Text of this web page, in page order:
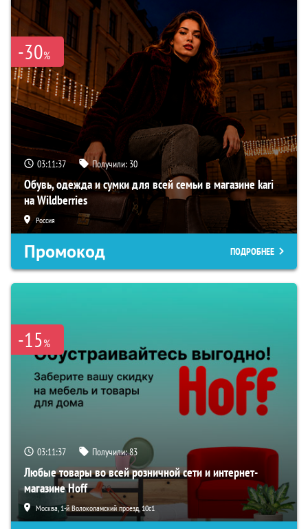
-30%
03:11:36 Получили: 30
Обувь, одежда и сумки для всей семьи в магазине kari
на Wildberries
Россия
Промокод ПОДРОБНЕЕ
-15%
03:11:36 Получили:83
Любые товары во всей розничной сети и интернет-
магазине Hoff
Москва, 1-й Волоколамский проезд, 10с1